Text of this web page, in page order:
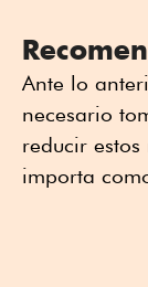
Ante lo
necesario
reducir
importa